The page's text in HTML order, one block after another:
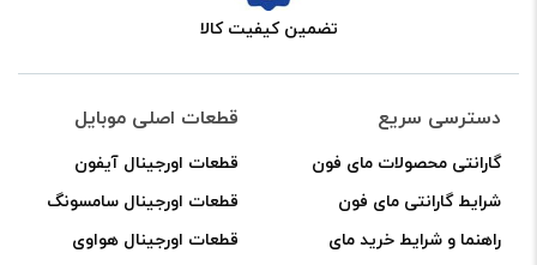
تضمین کیفیت کالا
دسترسی سریع
گارانتی محصولات مای فون
شرایط گارانتی مای فون
راهنما و شرایط خرید مای
قطعات اصلی موبایل
قطعات اورجینال آیفون
قطعات اورجینال سامسونگ
قطعات اورجینال هواوی